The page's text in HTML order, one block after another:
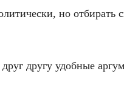
но отбирать
другу удобные